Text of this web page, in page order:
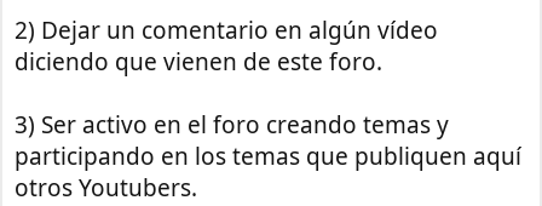
2) Dejar un comentario en algún vídeo
diciendo que vienen de este foro.
3) Ser activo en el foro creando temas y
participando en los temas que publiquen aquí
otros Youtubers.